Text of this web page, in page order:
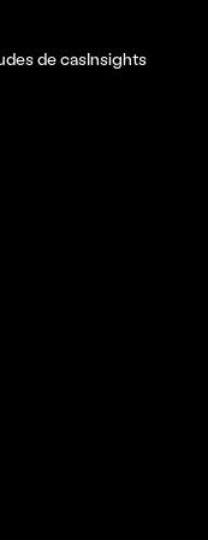
de casInsights